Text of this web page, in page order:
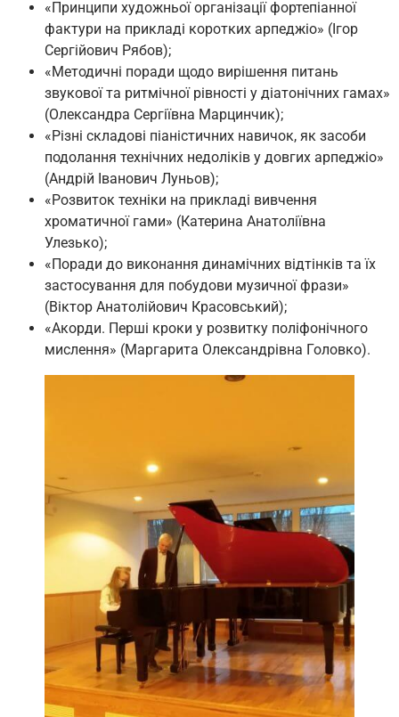
«Принципи художньої організації фортепіанної
фактури на прикладі коротких арпеджіо» (Ігор
Сергійович Рябов);
«Методичні поради щодо вирішення питань
звукової та ритмічної рівності у діатонічних гамах»
(Олександра Сергіївна Марцинчик);
«Різні складові піаністичних навичок, як засоби
подолання технічних недоліків у довгих арпеджіо»
(Андрій Іванович Луньов);
«Розвиток техніки на прикладі вивчення
хроматичної гами» (Катерина Анатоліївна
Улезько);
«Поради до виконання динамічних відтінків та їх
застосування для побудови музичної фрази»
(Віктор Анатолійович Красовський);
«Акорди. Перші кроки у розвитку поліфонічного
мислення» (Маргарита Олександрівна Головко).